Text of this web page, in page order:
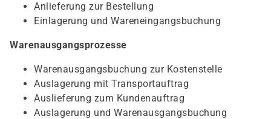
Anlieferung zur Bestellung
Einlagerung und Wareneingangsbuchung
Warenausgangsprozesse
Warenausgangsbuchung zur Kostenstelle
Auslagerung mit Transportauftrag
Auslieferung zum Kundenauftrag
Auslagerung und Warenausgangsbuchung